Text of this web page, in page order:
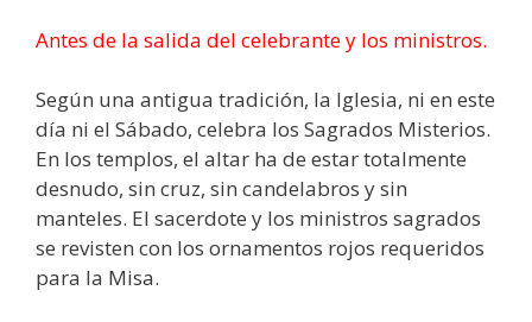
Antes de la salida del celebrante y los ministros.
Según una antigua tradición, la Iglesia, ni en este
día ni el Sábado, celebra los Sagrados Misterios.
En los templos, el altar ha de estar totalmente
desnudo, sin cruz, sin candelabros y sin
manteles. El sacerdote y los ministros sagrados
se revisten con los ornamentos rojos requeridos
para la Misa.